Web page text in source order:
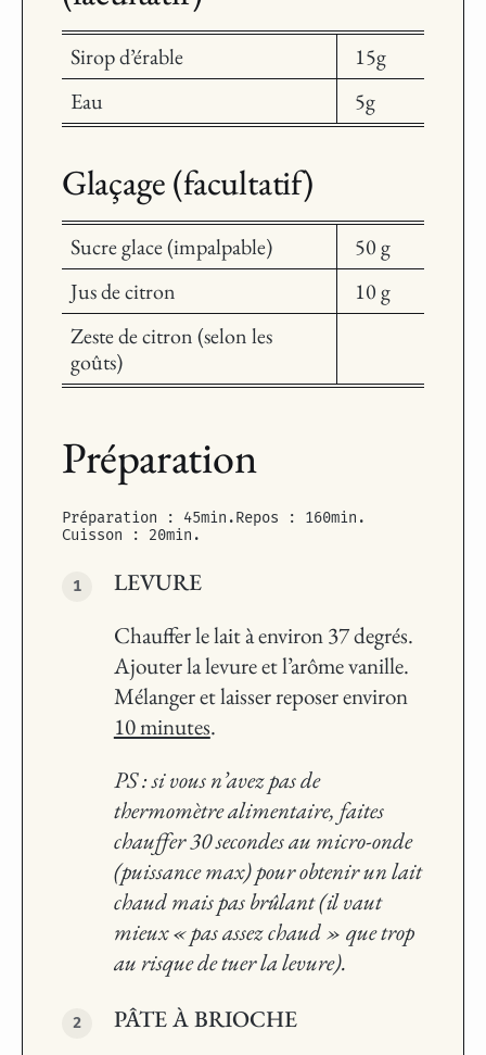
Sirop d’érable
15g
Eau
5g
Glaçage (facultatif)
Sucre glace (impalpable)
50 g
Jus de citron
10 g
Zeste de citron (selon les
goûts)
Préparation
Préparation : 45min.Repos : 160min.
Cuisson : 20min.
LEVURE
Chauffer le lait à environ 37 degrés.
Ajouter la levure et l’arôme vanille.
Mélanger et laisser reposer environ
10 minutes.
PS : si vous n’avez pas de
thermomètre alimentaire, faites
chauffer 30 secondes au micro-onde
(puissance max) pour obtenir un lait
chaud mais pas brûlant (il vaut
mieux « pas assez chaud » que trop
au risque de tuer la levure).
PÂTE À BRIOCHE